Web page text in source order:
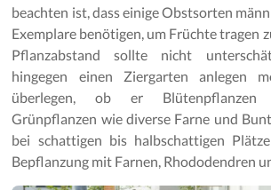
Gartenpflege
beachten ist, dass einige Obstsorten
Exemplare benötigen, um Früchte tragen
Pflanzabstand sollte nicht
hingegen einen Ziergarten anlegen
überlegen, ob er Blütenpflanzen
Grünpflanzen wie diverse Farne und
bei schattigen bis halbschattigen
Bepflanzung mit Farnen, Rhododendren